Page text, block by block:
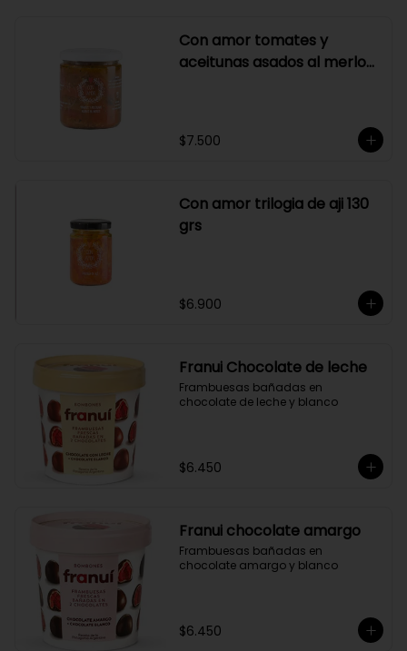
Con amor tomates y
aceitunas asados al merlot
$7.500
Con amor trilogia de aji 130
grs
$6.900
Franui Chocolate de leche
Frambuesas bañadas en
chocolate de leche y blanco
$6.450
Franui chocolate amargo
Frambuesas bañadas en
chocolate amargo y blanco
$6.450